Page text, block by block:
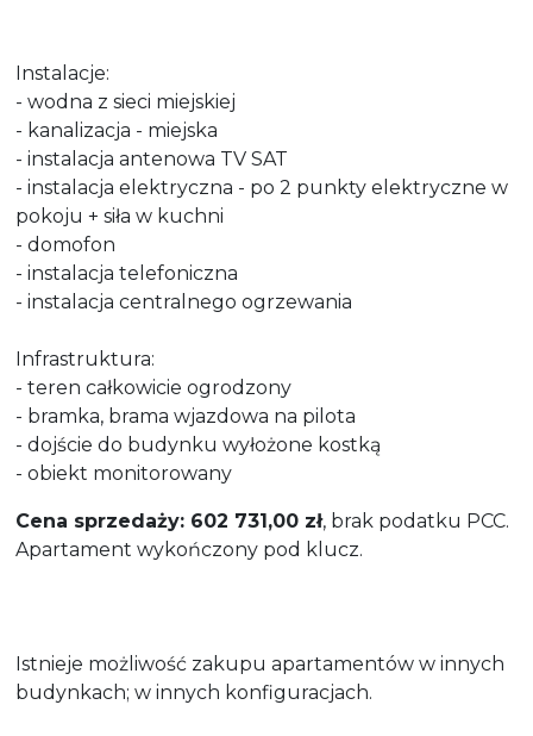
Instalacje:
- wodna z sieci miejskiej
- kanalizacja - miejska
- instalacja antenowa TV SAT
- instalacja elektryczna - po 2 punkty elektryczne w
pokoju + siła w kuchni
- domofon
- instalacja telefoniczna
- instalacja centralnego ogrzewania
Infrastruktura:
- teren całkowicie ogrodzony
- bramka, brama wjazdowa na pilota
- dojście do budynku wyłożone kostką
- obiekt monitorowany
Cena sprzedaży: 602 731,00 zł, brak podatku PCC.
Apartament wykończony pod klucz.
Istnieje możliwość zakupu apartamentów w innych
budynkach; w innych konfiguracjach.